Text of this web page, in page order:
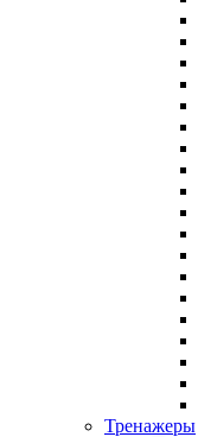
Тренажеры